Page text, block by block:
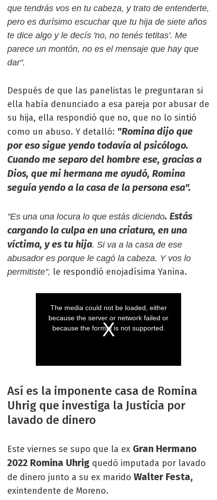
que tendrás vos en tu cabeza, y trato de entenderte,
pero es durísimo escuchar que tu hija de siete años
te dice algo y le decís 'no, no tenés tetitas'. Me
parece un montón, no es el mensaje que hay que
dar".
Después de que las panelistas le preguntaran si
ella había denunciado a esa pareja por abusar de
su hija, ella respondió que no, que no lo sintió
como un abuso. Y detalló: "Romina dijo que
por eso sigue yendo todavía al psicólogo.
Cuando me separo del hombre ese, gracias a
Dios, que mi hermana me ayudó, Romina
seguía yendo a la casa de la persona esa".
"Es una una locura lo que estás diciendo. Estás
cargando la culpa en una criatura, en una
víctima, y es tu hija. Si va a la casa de ese
abusador es porque le cagó la cabeza. Y vos lo
permitiste", le respondió enojadísima Yanina.
Así es la imponente casa de Romina
Uhrig que investiga la Justicia por
lavado de dinero
Este viernes se supo que la ex Gran Hermano
2022 Romina Uhrig quedó imputada por lavado
de dinero junto a su ex marido Walter Festa,
exintendente de Moreno.